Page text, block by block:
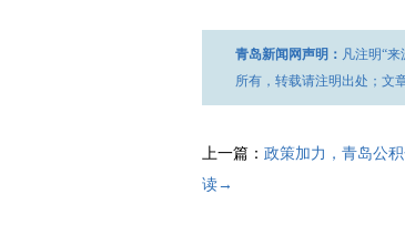
青岛新闻网声明： 凡注明“
所有，转载请注明出处；文
上一篇： 政策加力，青岛公
读→